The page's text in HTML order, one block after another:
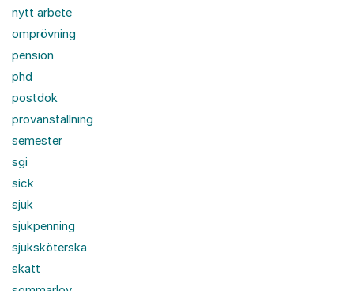
nytt arbete
omprövning
pension
phd
postdok
provanställning
semester
sgi
sick
sjuk
sjukpenning
sjuksköterska
skatt